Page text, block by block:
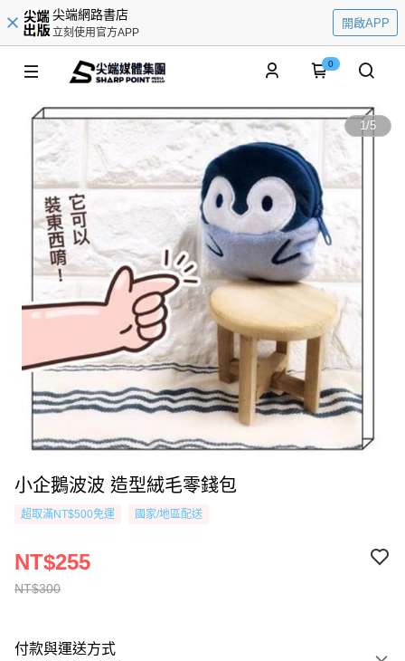
尖端網路書店
立刻使用官方APP
開啟APP
0
1/5
小企鵝波波 造型絨毛零錢包
超取滿NT$500免運 國家/地區配送
NT$300
NT$255
付款與運送方式